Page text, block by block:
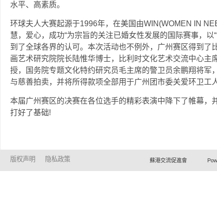
水平、高素质。
环球夫人大赛起源于1996年，在美国由WIN(WOMEN IN
慧，爱心，成功“为宗旨的关注已婚女性发展的国际赛事，
到了全球各界的认可。本次活动也不例外，广州赛区得到了
画艺术研究院院长陆惟华博士，比利时文化艺术交流中心主
授，国务院专题文化特约研究员毛主席的警卫员余鹏翔将军
与慈善拍卖，并将所得款项全部用于广州团市委关爱环卫工
本届广州赛区的决赛在各位选手的精彩表演中降下了帷幕，
打好了基础!
版权声明 隐私政策 蘇港交流促進會